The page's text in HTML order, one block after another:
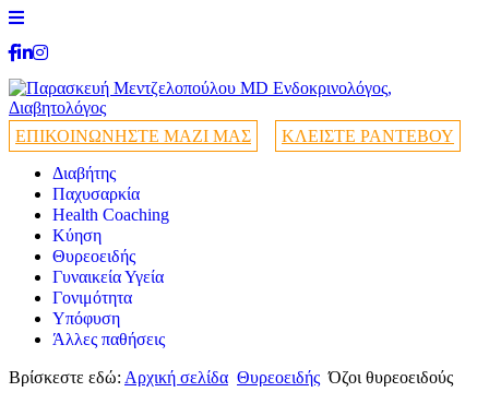
ΕΠΙΚΟΙΝΩΝΗΣΤΕ ΜΑΖΙ ΜΑΣ
ΚΛΕΙΣΤΕ ΡΑΝΤΕΒΟΥ
Διαβήτης
Παχυσαρκία
Health Coaching
Κύηση
Θυρεοειδής
Γυναικεία Υγεία
Γονιμότητα
Υπόφυση
Άλλες παθήσεις
Βρίσκεστε εδώ: Αρχική σελίδα Θυρεοειδής Όζοι θυρεοειδούς